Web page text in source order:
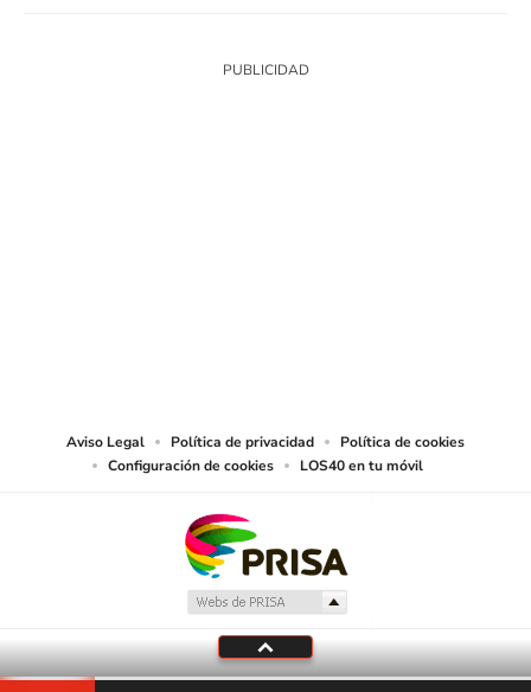
Aviso Legal Política de privacidad
Política de cookies
Configuración de cookies
LOS40 en tu móvil